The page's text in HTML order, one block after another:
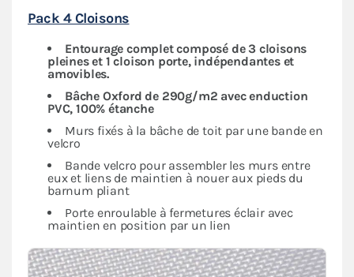
Pack 4 Cloisons
Entourage complet composé de 3 cloisons
pleines et 1 cloison porte, indépendantes et
amovibles.
Bâche Oxford de 290g/m2 avec enduction
PVC, 100% étanche
Murs fixés à la bâche de toit par une bande en
velcro
Bande velcro pour assembler les murs entre
eux et liens de maintien à nouer aux pieds du
barnum pliant
Porte enroulable à fermetures éclair avec
maintien en position par un lien